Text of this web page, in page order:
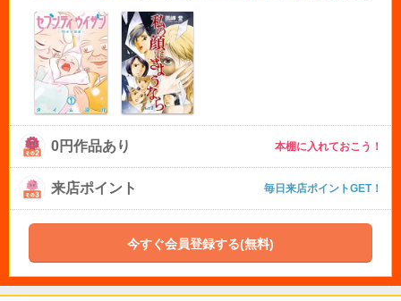
0円作品あり 本棚に入れておこう！
来店ポイント 毎日来店ポイントGET！
今すぐ会員登録する(無料)